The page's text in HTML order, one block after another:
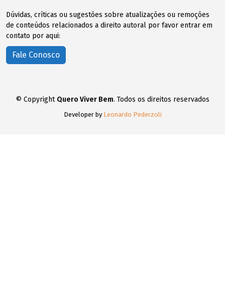
Dúvidas, críticas ou sugestões sobre atualizações ou remoções
de conteúdos relacionados a direito autoral por favor entrar em
contato por aqui:
Fale Conosco
© Copyright Quero Viver Bem. Todos os direitos reservados
Developer by Leonardo Pederzoli